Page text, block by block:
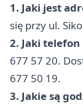
1. Jaki jest
się przy ul.
2. Jaki
677 57 20.
677 50 19.
3. Jakie są